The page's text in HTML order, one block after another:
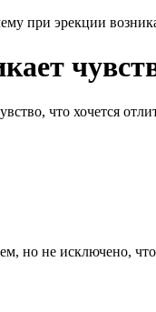
при эрекции
что хочется
но не исключено,